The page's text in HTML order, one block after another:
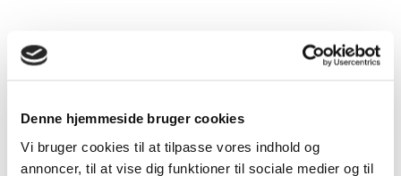
Denne hjemmeside bruger cookies
Vi bruger cookies til at tilpasse vores indhold og
annoncer, til at vise dig funktioner til sociale medier og til
Abonnementsaftaler